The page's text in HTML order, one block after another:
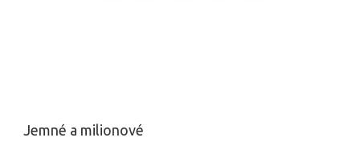
Jemné a milionové